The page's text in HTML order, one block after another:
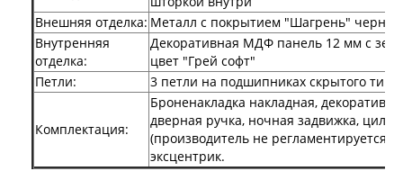
Интекрон Сицилия
Интекрон Спарта Белая
Интекрон Спарта Грей
Интекрон Термо
Интекрон Тетра
Интекрон Фараон
Интекрон Форте
Двери Ратибор
Внешняя отделка: Металл с покрытием "Шагрень" черная
Внутренняя
отделка:
Декоративная МДФ панель 12 мм с
цвет "Грей софт"
Петли:
3 петли на подшипниках скрытого типа
Комплектация:
Броненакладка накладная,
дверная ручка, ночная задвижка,
(производитель не регламентируется),
эксцентрик.